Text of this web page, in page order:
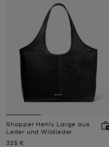
Shopper Henly Large aus
Leder und Wildleder
Jetzt
325 €